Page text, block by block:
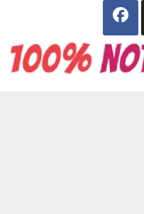
contenuto